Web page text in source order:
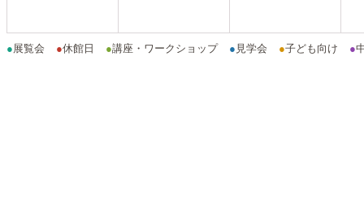
●展覧会 ●休館日 ●講座・ワークショップ ● 見学会 ●子ども向け ●